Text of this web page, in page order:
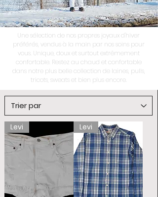
Une sélection de nos propres joyaux d'hiver
préférés, vendus à la main par nos soins pour
vous. Unique, doux et surtout extrêmement
confortable. Restez au chaud et confortable
dans notre plus belle collection de laines, pulls,
tricots, sweats et bien plus encore.
Levi Levi